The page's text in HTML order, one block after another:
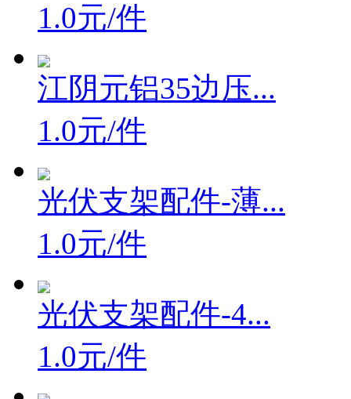
1.0元/件
江阴元铝35边压...
1.0元/件
光伏支架配件-薄...
1.0元/件
光伏支架配件-4...
1.0元/件